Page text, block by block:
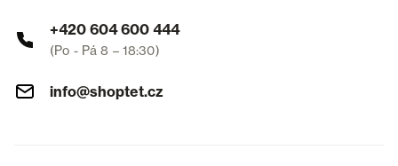
+420 604 600 444
(Po - Pá 8 – 18:30)
info@shoptet.cz